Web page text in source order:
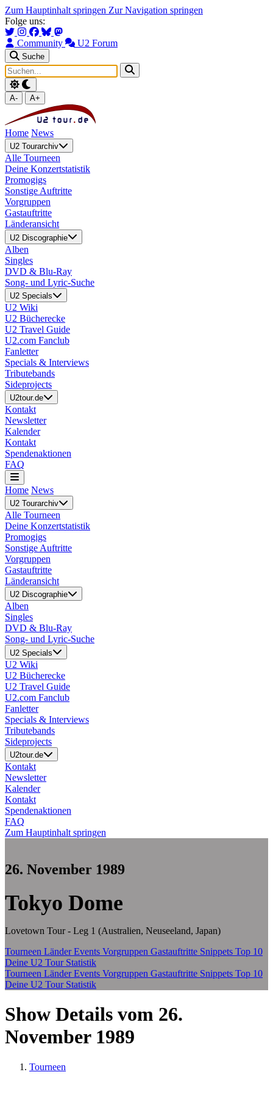
Zum Hauptinhalt springen Zur Navigation springen
Folge uns:
Community U2 Forum
Suche
A- A+
Home News
U2 Tourarchiv
Alle Tourneen
Deine Konzertstatistik
Promogigs
Sonstige Auftritte
Vorgruppen
Gastauftritte
Länderansicht
U2 Discographie
Alben
Singles
DVD & Blu-Ray
Song- und Lyric-Suche
U2 Specials
U2 Wiki
U2 Bücherecke
U2 Travel Guide
U2.com Fanclub
Fanletter
Specials & Interviews
Tributebands
Sideprojects
U2tour.de
Kontakt
Newsletter
Kalender
Kontakt
Spendenaktionen
FAQ
Home News
U2 Tourarchiv
Alle Tourneen
Deine Konzertstatistik
Promogigs
Sonstige Auftritte
Vorgruppen
Gastauftritte
Länderansicht
U2 Discographie
Alben
Singles
DVD & Blu-Ray
Song- und Lyric-Suche
U2 Specials
U2 Wiki
U2 Bücherecke
U2 Travel Guide
U2.com Fanclub
Fanletter
Specials & Interviews
Tributebands
Sideprojects
U2tour.de
Kontakt
Newsletter
Kalender
Kontakt
Spendenaktionen
FAQ
Zum Hauptinhalt springen
26. November 1989
Tokyo Dome
Lovetown Tour - Leg 1 (Australien, Neuseeland, Japan)
Tourneen LänderEvents Vorgruppen Gastauftritte Snippets Top 10
Deine U2 Tour Statistik
Tourneen LänderEvents Vorgruppen Gastauftritte Snippets Top 10
Deine U2 Tour Statistik
Show Details vom 26.
November 1989
Tourneen